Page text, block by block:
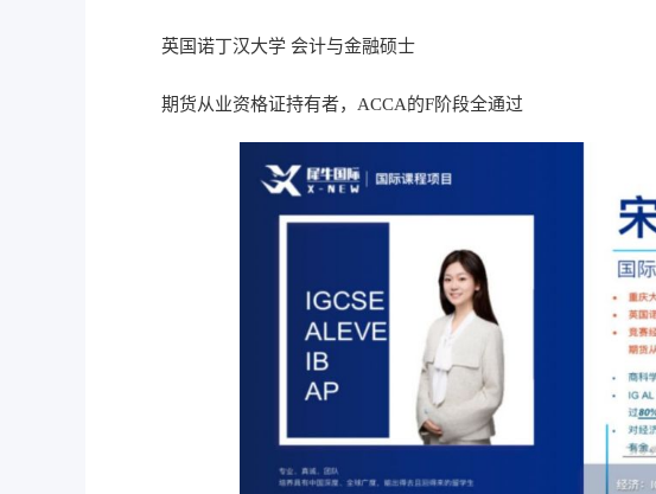
英国诺丁汉大学 会计与金融硕士
期货从业资格证持有者，ACCA的F阶段全通过